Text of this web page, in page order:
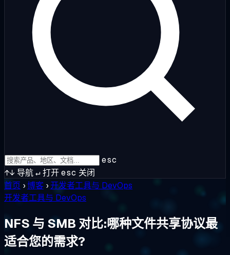
esc
↑↓ 导航↵打开esc 关闭
首页 ›博客 ›开发者工具与 DevOps
开发者工具与 DevOps
NFS 与 SMB 对比:哪种文件共享协议最
适合您的需求?